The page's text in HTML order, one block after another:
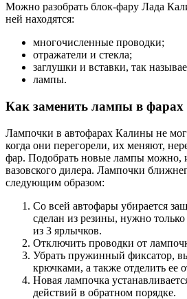
Можно разобрать блок-фару Лада
ней находятся:
многочисленные проводки;
отражатели и стекла;
заглушки и вставки, так
лампы.
Как заменить лампы в фарах
Лампочки в автофарах Калины не
когда они перегорели, их меняют,
фар. Подобрать новые лампы можно,
вазовского дилера. Лампочки
следующим образом:
Со всей автофары убирается
сделан из резины, нужно
из 3 ярлычков.
Отключить проводки от
Убрать пружинный фиксатор,
крючками, а также отделить ее
Новая лампочка
действий в обратном порядке.